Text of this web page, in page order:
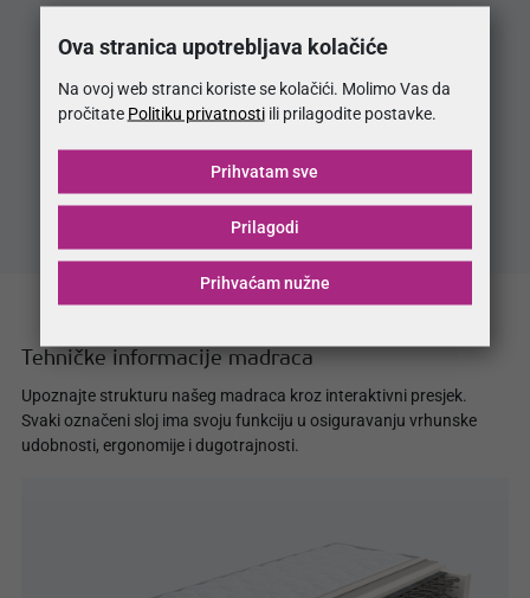
Bonnell jezgra
Osnova baze madraca od klasičnih bonnell opružnih jezgri
Tehničke informacije madraca
Upoznajte strukturu našeg madraca kroz interaktivni presjek.
Svaki označeni sloj ima svoju funkciju u osiguravanju vrhunske
udobnosti, ergonomije i dugotrajnosti.
Ova stranica upotrebljava kolačiće
Na ovoj web stranci koriste se kolačići. Molimo Vas da
pročitate Politiku privatnostiili prilagodite postavke.
Prihvaćam nužne
Prilagodi
Prihvatam sve